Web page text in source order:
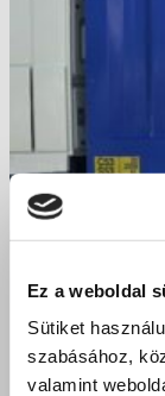
Ez a weboldal
Sütiket
szabásához,
valamint